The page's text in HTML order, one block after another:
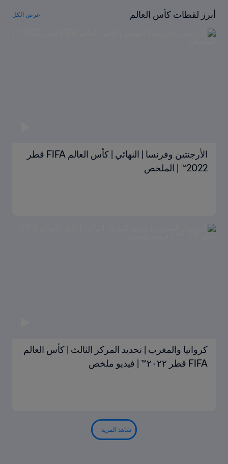
أبرز لقطات كأس العالم عرض الكل
الأرجنتين وفرنسا | النهائي | كأس العالم FIFA قطر
2022™ | الملخص
كرواتيا والمغرب | تحديد المركز الثالث | كأس العالم
FIFA قطر ٢٠٢٢™ | فيديو ملخص
شاهد المزيد